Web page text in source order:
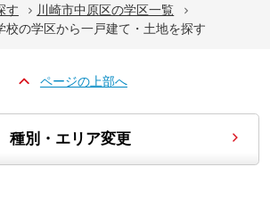
す
川崎市中原区の学区一覧
校の学区から一戸建て・土地を探す
ページの上部へ
種別・エリア変更